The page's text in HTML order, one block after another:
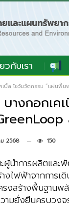
วกับเรา
เบิ้ล โชว์นวัตกรรม “แผ่น
างกอกเ
ม 2568 150
ผู้นำการผลิตแล
ไฟฟ้าจากการเ
งสร้างพื้นฐานพ
ามยั่งยืนครบวงจ